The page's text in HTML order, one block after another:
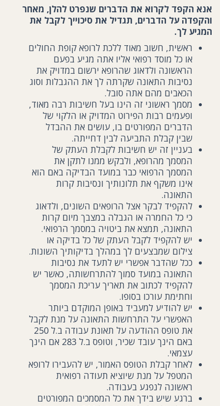
אנא הקפד לקרוא את הדברים שנפרט להלן, מאחר
והקפדה על הדברים, תגדיל את סיכוייך לקבל את
המגיע לך.
ראשית, חשוב מאוד ללכת לרופא קופת החולים
או כל מוסד רפואי אליו אתה מגיע בפעם
הראשונה ולדאוג שהרופא ירשום במדויק את
נסיבות התאונה שקרתה לך את ההגבלות וסוג
הכאבים מהם אתה סובל.
מסמך ראשוני זה הינו בעל חשיבות רבה מאוד,
ופעמים רבות הפירוט המדויק או הלקוי של
הדברים המפורטים בו, עושים את ההבדל
שבין קבלת התביעה לבין דחייתה.
בעניין זה יש חשיבות לקבלת העתק של
המסמך מהרופא, ולבקש ממנו לתקן את
המסמך הרפואי כבר במועד הבדיקה באם הוא
אינו משקף את תלונותיך ונסיבות קרות
התאונה.
להקפיד לבקר אצל הרופאים השונים, ולדאוג
כי כל החמרה או הגבלה במצבך מיום קרות
התאונה, תמצא את ביטויה במסמך הרפואי.
יש להקפיד לקבל העתק של כל בדיקה או
צילום שמבצעים לך במהלך בדיקותיך השונות.
ככל שהדבר אפשרי יש לתעד את נסיבות
התאונה במועד סמוך להתרחשותה, כאשר יש
להקפיד לכתוב את תאריך עריכת המסמך
וחתימת עורכו בסופו.
יש להודיע למעביד באופן המוקדם ביותר
האפשרי על התרחשות התאונה על מנת לקבל
את טופס ההודעה על תאונת עבודה ב.ל 250
באם הינך עובד שכיר, וטופס ב.ל 283 אם הינך
עצמאי.
לאחר קבלת הטופס האמור, יש להעבירו לרופא
המטפל על מנת שיוציא תעודה רפואית
ראשונה לנפגע בעבודה.
ברגע שיש בידך את כל המסמכים המפורטים